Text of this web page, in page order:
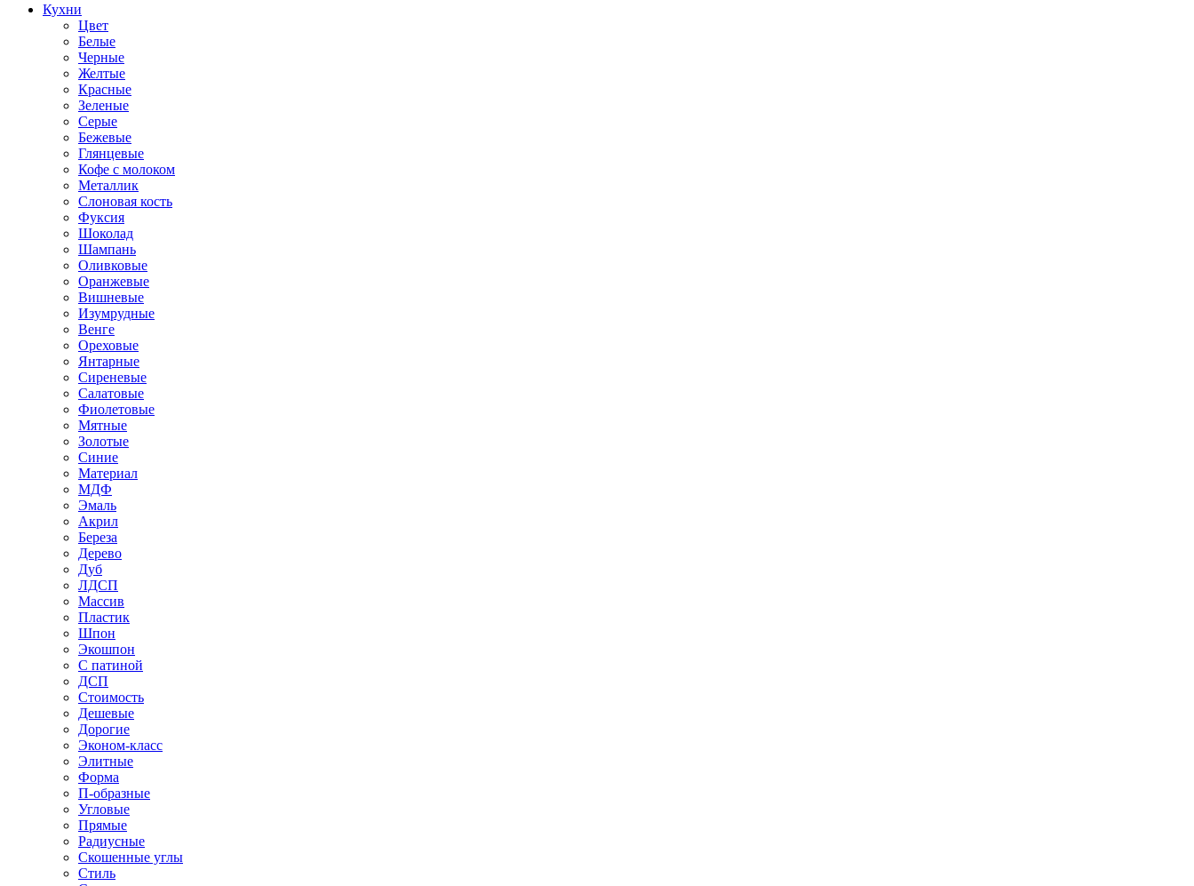
Кухни
Цвет
Белые
Черные
Желтые
Красные
Зеленые
Серые
Бежевые
Глянцевые
Кофе с молоком
Металлик
Слоновая кость
Фуксия
Шоколад
Шампань
Оливковые
Оранжевые
Вишневые
Изумрудные
Венге
Ореховые
Янтарные
Сиреневые
Салатовые
Фиолетовые
Мятные
Золотые
Синие
Материал
МДФ
Эмаль
Акрил
Береза
Дерево
Дуб
ЛДСП
Массив
Пластик
Шпон
Экошпон
С патиной
ДСП
Стоимость
Дешевые
Дорогие
Эконом-класс
Элитные
Форма
П-образные
Угловые
Прямые
Радиусные
Скошенные углы
Стиль